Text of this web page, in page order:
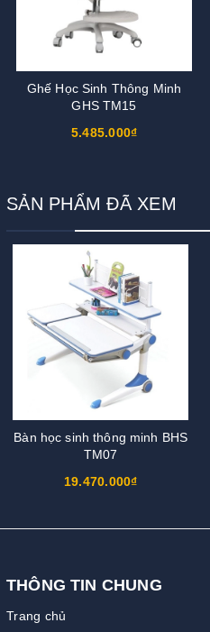
Ghế Học Sinh Thông Minh
GHS TM15
5.485.000₫
SẢN PHẨM ĐÃ XEM
Bàn học sinh thông minh BHS
TM07
19.470.000₫
THÔNG TIN CHUNG
Trang chủ